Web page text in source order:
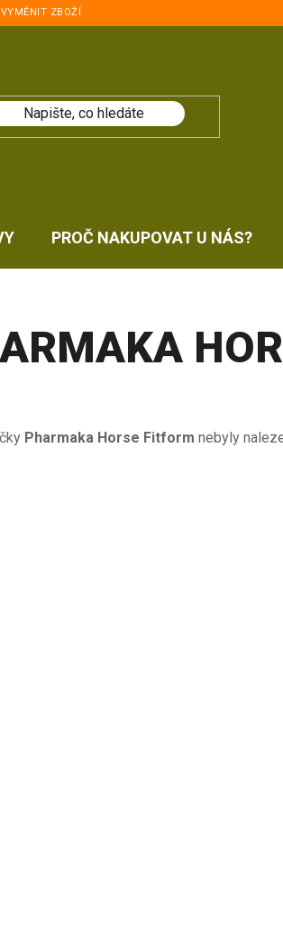
ZBOŽÍ
PROČ NAKUPOVAT U NÁS?
Pharmaka Horse Fitform nebyly